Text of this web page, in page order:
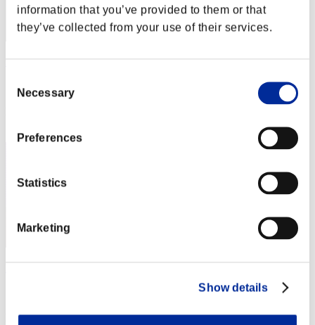
information that you’ve provided to them or that
they’ve collected from your use of their services.
Selection
Necessary
Preferences
Statistics
Marketing
Show details
no name
スコア:Lv:1/06'40"67
RANK